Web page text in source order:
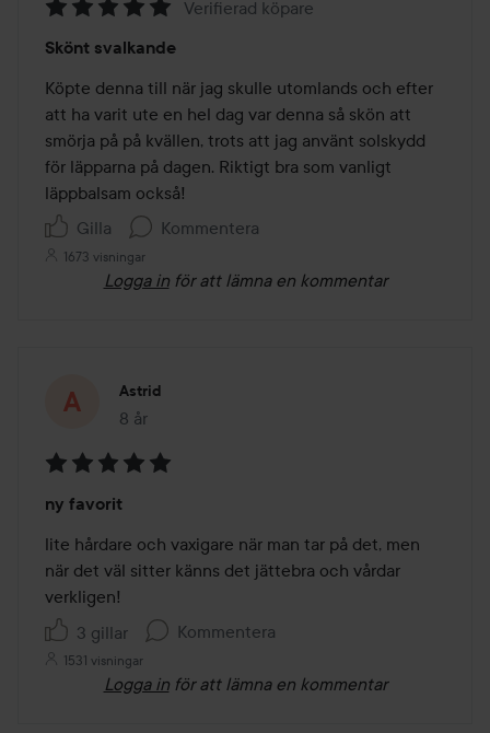
5
av
5
Verifierad köpare
Skönt svalkande
Köpte denna till när jag skulle utomlands och efter
att ha varit ute en hel dag var denna så skön att
smörja på på kvällen, trots att jag använt solskydd
för läpparna på dagen. Riktigt bra som vanligt
läppbalsam också!
Gilla
Kommentera
1673 visningar
Logga in för att lämna en kommentar
Astrid
8 år
Inlägget skapades 8 år
5
av
5
ny favorit
lite hårdare och vaxigare när man tar på det, men
när det väl sitter känns det jättebra och vårdar
verkligen!
3 gillar
Kommentera
1531 visningar
Logga in för att lämna en kommentar